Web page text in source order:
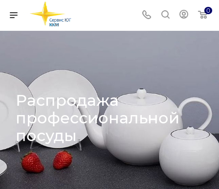
0
Распродажа
профессиональной
посуды